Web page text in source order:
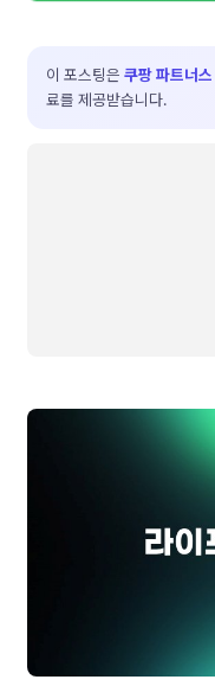
이 포스팅은 쿠팡 파트너스
료를 제공받습니다.